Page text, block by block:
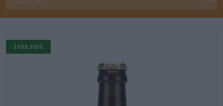
19.09.2020